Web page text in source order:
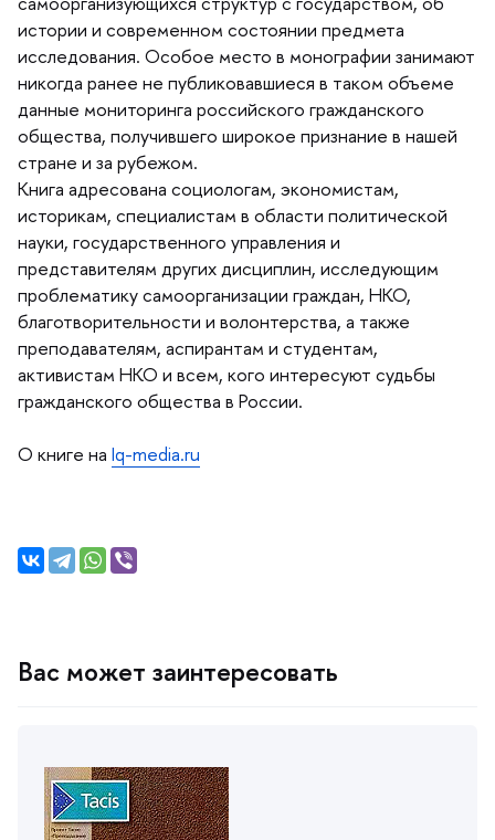
истории и современном состоянии предмета
исследования. Особое место в монографии занимают
никогда ранее не публиковавшиеся в таком объеме
данные мониторинга российского гражданского
общества, получившего широкое признание в нашей
стране и за рубежом.
Книга адресована социологам, экономистам,
историкам, специалистам в области политической
науки, государственного управления и
представителям других дисциплин, исследующим
проблематику самоорганизации граждан, НКО,
лаготворительности и волонтерства, а также
преподавателям, аспирантам и студентам,
активистам НКО и всем, кого интересуют судьбы
ражданского общества в России.
О книге на Iq-media.ru
ас может заинтересовать